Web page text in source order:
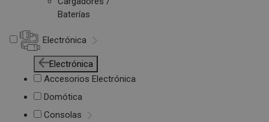
Baterías
Electrónica
Electrónica
Accesorios Electrónica
Domótica
Consolas